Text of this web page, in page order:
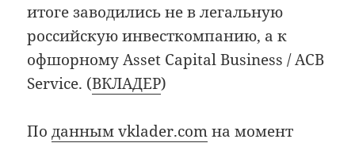
итоге заводились не в легальную
российскую инвесткомпанию, а к
офшорному Asset Capital Business / ACB
Service. (ВКЛАДЕР)
Поданным vklader.comна момент